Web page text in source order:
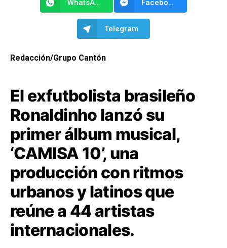
WhatsApp Facebook Messenger
Telegram
Redacción/Grupo Cantón
El exfutbolista brasileño
Ronaldinho lanzó su
primer álbum musical,
‘CAMISA 10’, una
producción con ritmos
urbanos y latinos que
reúne a 44 artistas
internacionales.